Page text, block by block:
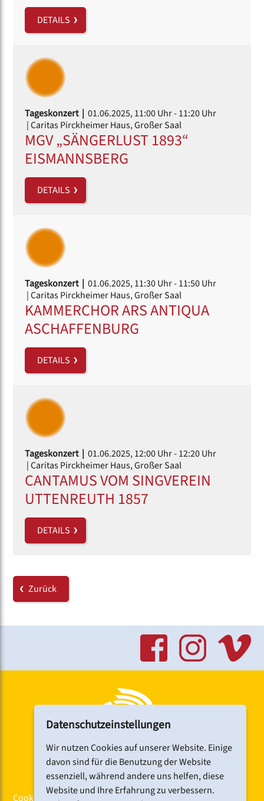
DETAILS
Tageskonzert | 01.06.2025, 11:00 Uhr- 11:20 Uhr
| Caritas Pirckheimer Haus, Großer Saal
MGV „SÄNGERLUST 1893“
EISMANNSBERG
DETAILS
Tageskonzert | 01.06.2025, 11:30 Uhr- 11:50 Uhr
| Caritas Pirckheimer Haus, Großer Saal
KAMMERCHOR ARS ANTIQUA
ASCHAFFENBURG
DETAILS
Tageskonzert | 01.06.2025, 12:00 Uhr- 12:20 Uhr
| Caritas Pirckheimer Haus, Großer Saal
CANTAMUS VOM SINGVEREIN
UTTENREUTH 1857
DETAILS
Zurück
Cookiebanner
Datenschutzeinstellungen
Wir nutzen Cookies auf unserer Website. Einige
davon sind für die Benutzung der Website
essenziell, während andere uns helfen, diese
Website und Ihre Erfahrung zu verbessern.